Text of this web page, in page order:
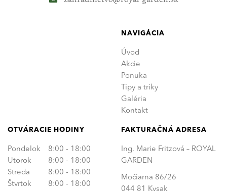
NAVIGÁCIA
Úvod
Akcie
Ponuka
Tipy a triky
Galéria
Kontakt
OTVÁRACIE HODINY
Pondelok
8:00 - 18:00
Utorok
8:00 - 18:00
Streda
8:00 - 18:00
Štvrtok
8:00 - 18:00
FAKTURAČNÁ ADRESA
Ing. Marie Fritzová – ROYAL
GARDEN
Močiarna 86/26
044 81 Kysak